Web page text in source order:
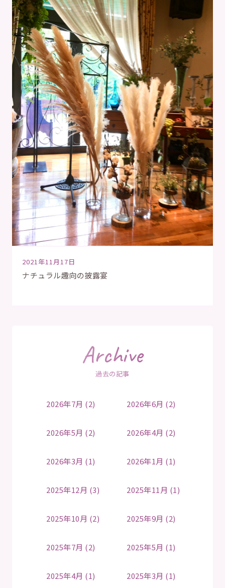
2021年11月17日
ナチュラル趣向の披露宴
Archive
過去の記事
2026年7月 (2) 2026年6月 (2)
2026年5月 (2) 2026年4月 (2)
2026年3月 (1) 2026年1月 (1)
2025年12月 (3) 2025年11月 (1)
2025年10月 (2) 2025年9月 (2)
2025年7月 (2) 2025年5月 (1)
2025年4月 (1) 2025年3月 (1)